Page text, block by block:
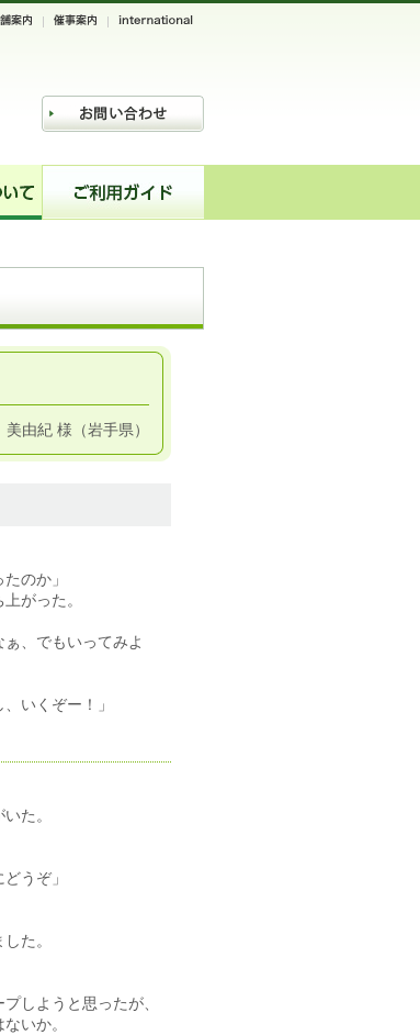
由紀 様（岩手県）
のか」
がった。
ぁ、でもいってみよ
いくぞー！」
た。
うぞ」
た。
しようと思ったが、
いか。